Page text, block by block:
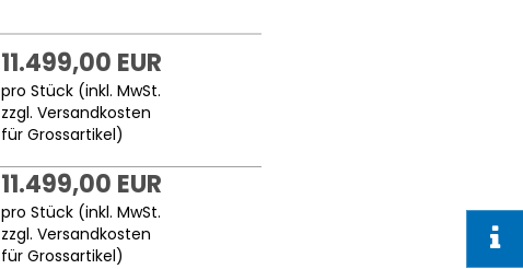
11.499,00 EUR
pro Stück (inkl. MwSt.
zzgl.Versandkosten
für Grossartikel)
11.499,00 EUR
pro Stück (inkl. MwSt.
zzgl.Versandkosten
für Grossartikel)